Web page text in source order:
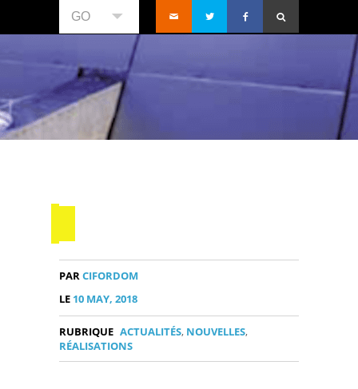
GO
PARCIFORDOM
LE 10 MAY, 2018
RUBRIQUE ACTUALITÉS, NOUVELLES,
RÉALISATIONS